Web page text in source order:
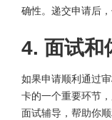
确性。递交申请后
4. 面试和
如果申请顺利通过
卡的一个重要环节
面试辅导，帮助你